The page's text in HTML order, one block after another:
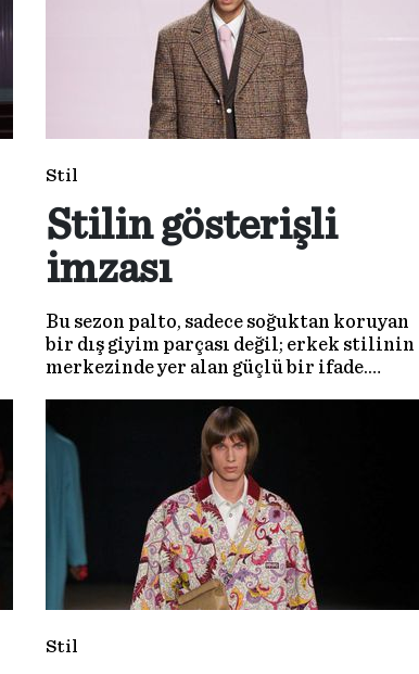
Stil
Stilin gösterişli
imzası
Bu sezon palto, sadece soğuktan koruyan
bir dış giyim parçası değil; erkek stilinin
merkezinde yer alan güçlü bir ifade.
omuzlar ve “sessiz lüks” estetiğiyle 2026
kışı, paltolar üzerinden yeniden yazılıyor.
Stil